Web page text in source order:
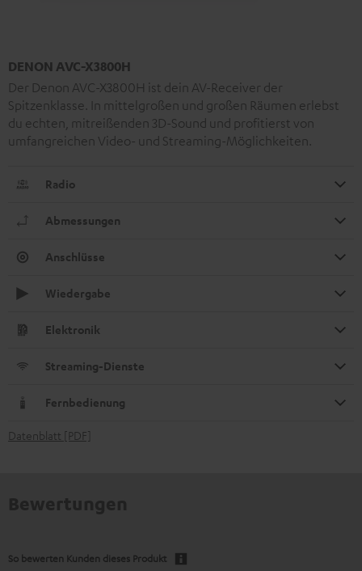
DENON AVC-X3800H
Der Denon AVC-X3800H ist dein AV-Receiver der
Spitzenklasse. In mittelgroßen und großen Räumen erlebst
du echten, mitreißenden 3D-Sound und profitierst von
umfangreichen Video- und Streaming-Möglichkeiten.
Radio
Abmessungen
Anschlüsse
Wiedergabe
Elektronik
Streaming-Dienste
Fernbedienung
Datenblatt [PDF]
So bewerten Kunden dieses Produkt